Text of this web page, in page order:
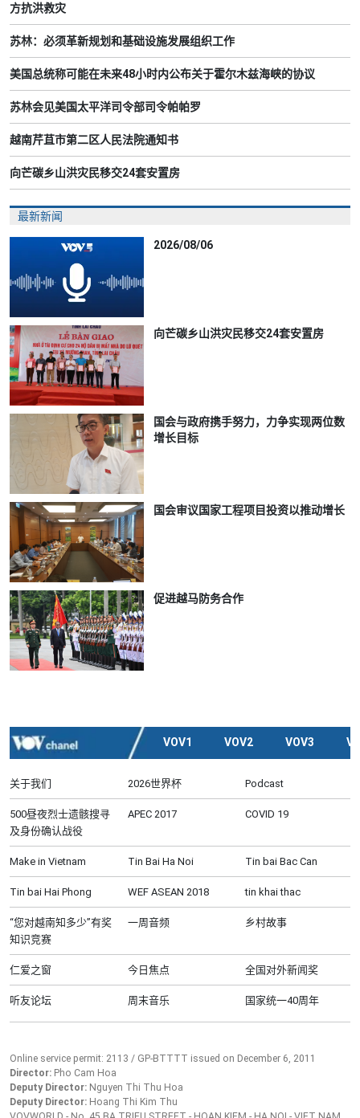
方抗洪救灾
苏林：必须革新规划和基础设施发展组织工作
美国总统称可能在未来48小时内公布关于霍尔木兹海峡的协议
苏林会见美国太平洋司令部司令帕帕罗
越南芹苴市第二区人民法院通知书
向芒碳乡山洪灾民移交24套安置房
最新新闻
2026/08/06
向芒碳乡山洪灾民移交24套安置房
国会与政府携手努力，力争实现两位数
增长目标
国会审议国家工程项目投资以推动增长
促进越马防务合作
VOV1 VOV2 VOV3
关于我们 2026世界杯 Podcast
500昼夜烈士遗骸搜寻
及身份确认战役
APEC 2017 COVID 19
Make in Vietnam Tin Bai Ha Noi Tin bai Bac Can
Tin bai Hai Phong WEF ASEAN 2018 tin khai thac
“您对越南知多少”有奖
知识竞赛
一周音频 乡村故事
仁爱之窗 今日焦点 全国对外新闻奖
听友论坛 周末音乐 国家统一40周年
Online service permit: 2113 / GP-BTTTT issued on December 6, 2011
Director: Pho Cam Hoa
Deputy Director: Nguyen Thi Thu Hoa
Deputy Director: Hoang Thi Kim Thu